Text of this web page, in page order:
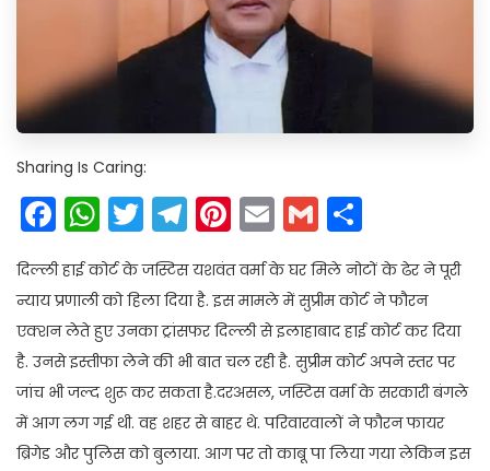
Sharing Is Caring:
Facebook
WhatsApp
Twitter
Telegram
Pinterest
EmailGmail
दिल्ली हाई कोर्ट के जस्टिस यशवंत वर्मा के घर मिले नोटों के ढेर ने पूरी
न्याय प्रणाली को हिला दिया है. इस मामले में सुप्रीम कोर्ट ने फौरन
एक्शन लेते हुए उनका ट्रांसफर दिल्ली से इलाहाबाद हाई कोर्ट कर दिया
है. उनसे इस्तीफा लेने की भी बात चल रही है. सुप्रीम कोर्ट अपने स्तर पर
जांच भी जल्द शुरू कर सकता है.दरअसल, जस्टिस वर्मा के सरकारी बंगले
में आग लग गई थी. वह शहर से बाहर थे. परिवारवालों ने फौरन फायर
ब्रिगेड और पुलिस को बुलाया. आग पर तो काबू पा लिया गया लेकिन इस